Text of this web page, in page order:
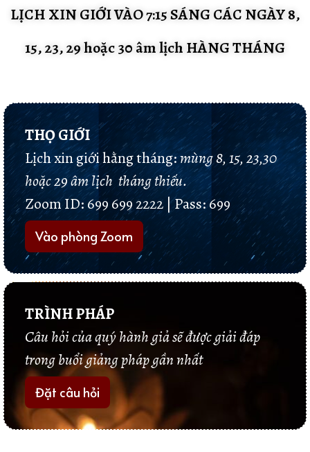
LỊCH XIN GIỚI VÀO 7:15 SÁNG CÁC NGÀY 8,
15, 23, 29 hoặc 30 âm lịch HÀNG THÁNG
THỌ GIỚI
Lịch xin giới hằng tháng:mùng 8, 15, 23,30
hoặc 29 âm lịch tháng thiếu.
Zoom ID: 699 699 2222 | Pass:699
Vào phòng Zoom
TRÌNH PHÁP
Câu hỏi của quý hành giả sẽ được giải đáp
trong buổi giảng pháp gần nhất
Đặt câu hỏi